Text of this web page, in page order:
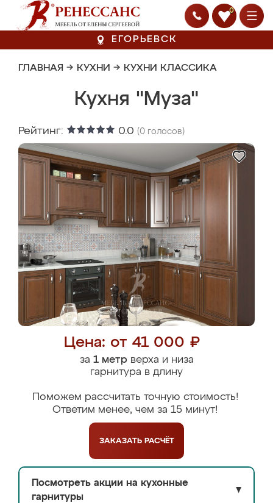
0
ЕГОРЬЕВСК
ГЛАВНАЯ → КУХНИ → КУХНИ КЛАССИКА
Кухня "Муза"
Рейтинг: 0.0 (0 голосов)
Цена: от 41 000 ₽
за 1 метрверха и низа
гарнитура в длину
Поможем рассчитать точную стоимость!
Ответим менее, чем за 15 минут!
ЗАКАЗАТЬ РАСЧЁТ
Посмотреть акции на кухонные
гарнитуры
▼